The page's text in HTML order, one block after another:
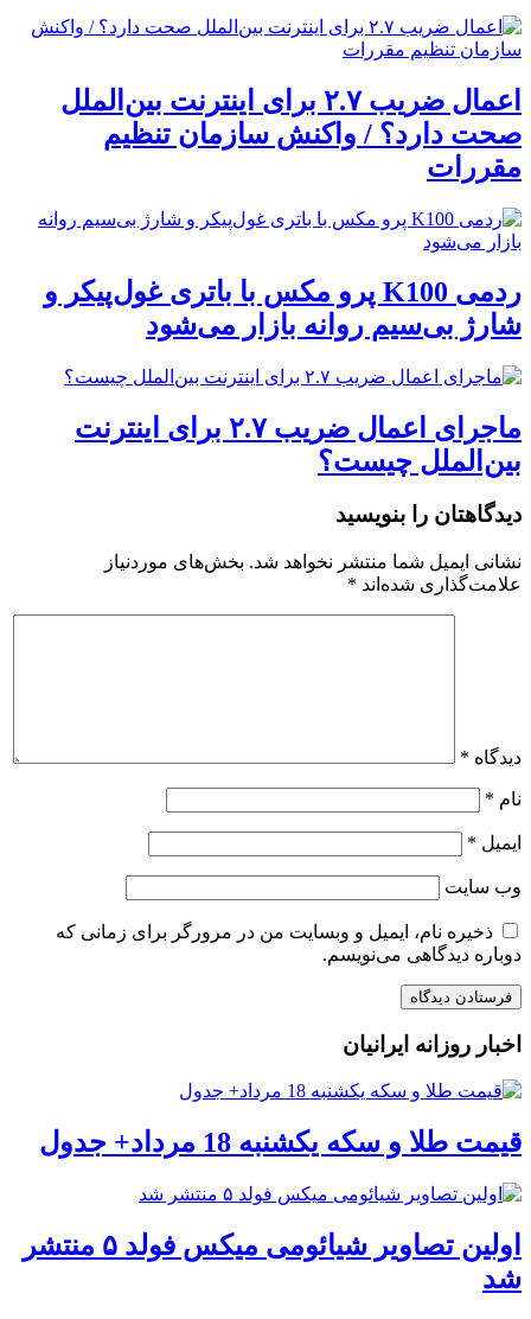
اعمال ضریب ۲.۷ برای اینترنت بین‌الملل
صحت دارد؟ / واکنش سازمان تنظیم
مقررات
ردمی K100 پرو مکس با باتری غول‌پیکر و
شارژ بی‌سیم روانه بازار می‌شود
ماجرای اعمال ضریب ۲.۷ برای اینترنت
بین‌الملل چیست؟
دیدگاهتان را بنویسید
نشانی ایمیل شما منتشر نخواهد شد. بخش‌های موردنیاز
علامت‌گذاری شده‌اند *
دیدگاه *
نام *
ایمیل *
وب‌ سایت
ذخیره نام، ایمیل و وبسایت من در مرورگر برای زمانی که
دوباره دیدگاهی می‌نویسم.
اخبار روزانه ایرانیان
قیمت طلا و سکه یکشنبه 18 مرداد+ جدول
اولین تصاویر شیائومی میکس فولد ۵ منتشر
شد